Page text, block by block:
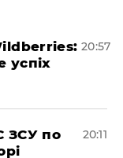
успіх
20:57
ЗСУ по
20:11